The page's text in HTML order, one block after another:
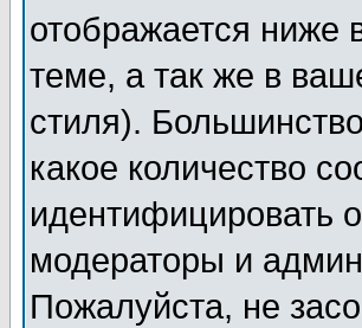
отображается ниже
теме, а так же в
стиля).
какое количество
идентифицировать
модераторы и
Пожалуйста, не